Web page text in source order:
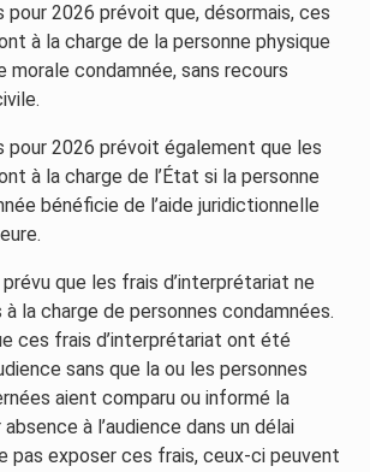
pour 2026 prévoit que, désormais, ces
à la charge de la personne physique
morale condamnée, sans recours
pour 2026 prévoit également que les
à la charge de l’État si la personne
bénéficie de l’aide juridictionnelle
que les frais d’interprétariat ne
la charge de personnes condamnées.
ces frais d’interprétariat ont été
sans que la ou les personnes
aient comparu ou informé la
à l’audience dans un délai
pas exposer ces frais, ceux-ci peuvent